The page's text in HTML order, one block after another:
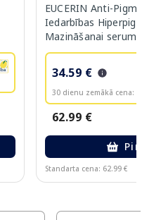
EUCERIN Anti-
Iedarbības
Mazināšanai
34.59 €
30 dienu zemākā cena:
62.99 €
Standarta cena: 62.99 €